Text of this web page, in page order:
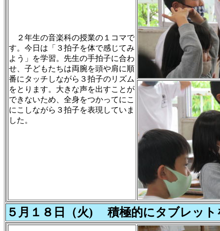
２年生の音楽科の授業の１コマで
す。今日は「３拍子を体で感じてみ
よう」を学習。先生の手拍子に合わ
せ、子どもたちは両腕を頭や肩に順
番にタッチしながら３拍子のリズム
をとります。大きな声を出すことが
できないため、全身をつかってにこ
にこしながら３拍子を表現していま
した。
５月１８日（火) 積極的にタブレット